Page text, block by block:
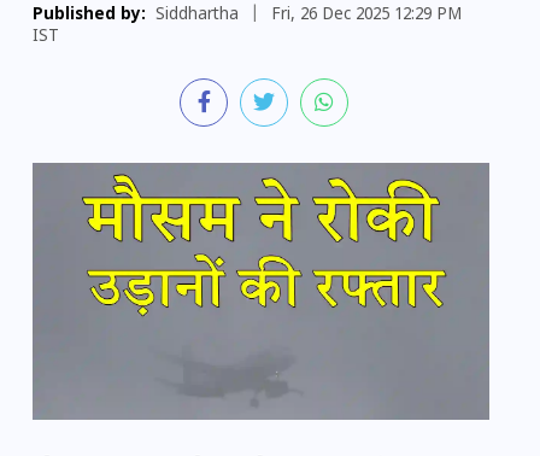
Published by: Siddhartha
Fri, 26 Dec 2025 12:29 PM
IST